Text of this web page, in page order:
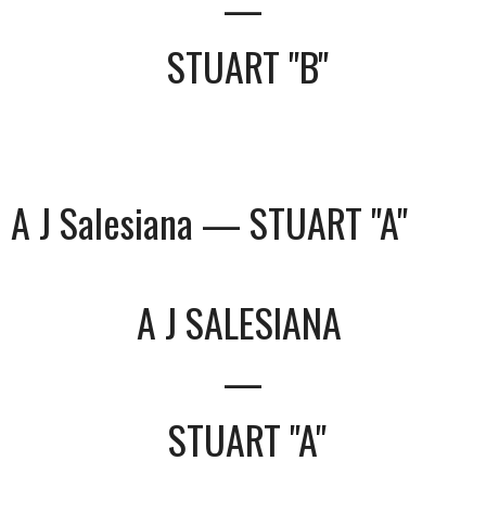
STUART "B"
A J Salesiana — STUART "A"
A J SALESIANA
—
STUART "A"